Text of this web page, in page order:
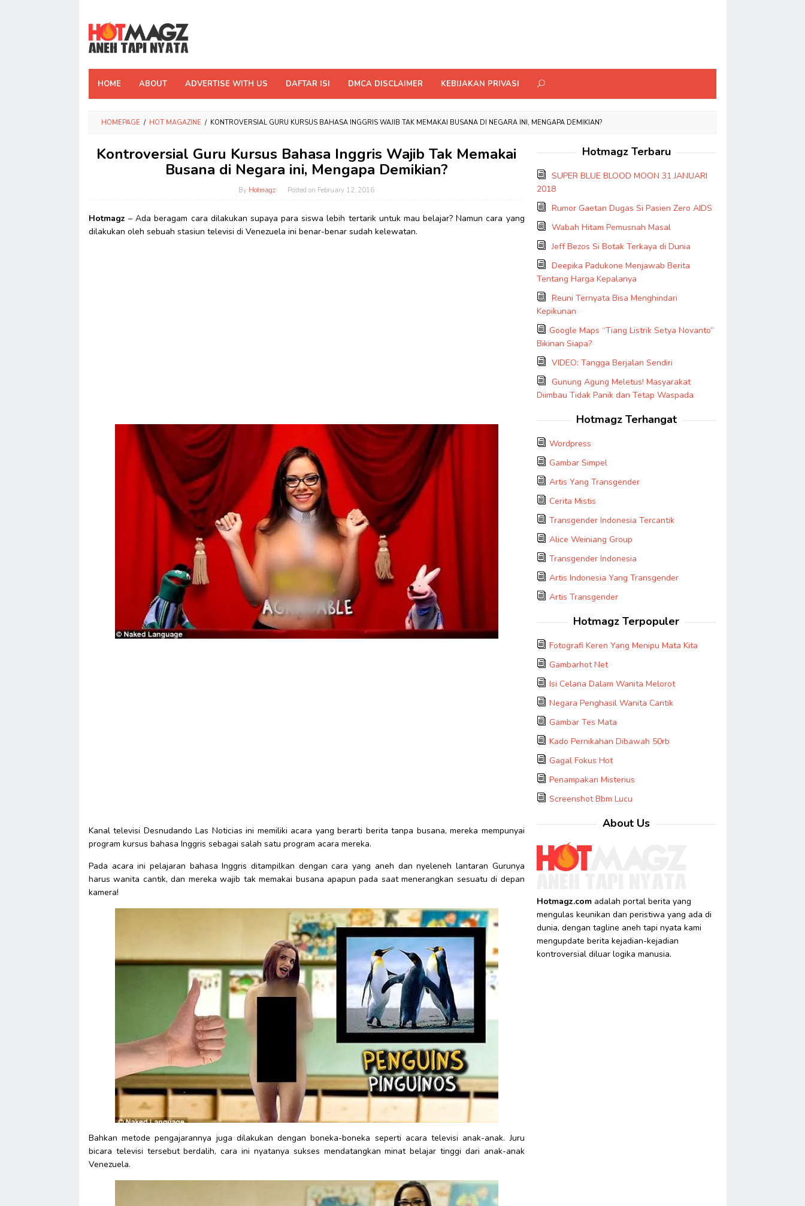
content
HOME ABOUT ADVERTISE WITH US DAFTAR ISI DMCA DISCLAIMER KEBIJAKAN PRIVASI
HOMEPAGE / HOT MAGAZINE / KONTROVERSIAL GURU KURSUS BAHASA INGGRIS WAJIB TAK MEMAKAI BUSANA DI NEGARA INI, MENGAPA DEMIKIAN?
Kontroversial Guru Kursus Bahasa Inggris Wajib Tak Memakai
Busana di Negara ini, Mengapa Demikian?
By Hotmagz Posted on February 12, 2016
Hotmagz – Ada beragam cara dilakukan supaya para siswa lebih tertarik untuk mau belajar? Namun cara yang
dilakukan oleh sebuah stasiun televisi di Venezuela ini benar-benar sudah kelewatan.
Kanal televisi Desnudando Las Noticias ini memiliki acara yang berarti berita tanpa busana, mereka mempunyai
program kursus bahasa Inggris sebagai salah satu program acara mereka.
Pada acara ini pelajaran bahasa Inggris ditampilkan dengan cara yang aneh dan nyeleneh lantaran Gurunya
harus wanita cantik, dan mereka wajib tak memakai busana apapun pada saat menerangkan sesuatu di depan
kamera!
Bahkan metode pengajarannya juga dilakukan dengan boneka-boneka seperti acara televisi anak-anak. Juru
bicara televisi tersebut berdalih, cara ini nyatanya sukses mendatangkan minat belajar tinggi dari anak-anak
Venezuela.
Hotmagz Terbaru
SUPER BLUE BLOOD MOON 31 JANUARI
2018
Rumor Gaetan Dugas Si Pasien Zero AIDS
Wabah Hitam Pemusnah Masal
Jeff Bezos Si Botak Terkaya di Dunia
Deepika Padukone Menjawab Berita
Tentang Harga Kepalanya
Reuni Ternyata Bisa Menghindari
Kepikunan
Google Maps “Tiang Listrik Setya Novanto”
Bikinan Siapa?
VIDEO: Tangga Berjalan Sendiri
Gunung Agung Meletus! Masyarakat
Diimbau Tidak Panik dan Tetap Waspada
Hotmagz Terhangat
Wordpress
Gambar Simpel
Artis Yang Transgender
Cerita Mistis
Transgender Indonesia Tercantik
Alice Weiniang Group
Transgender Indonesia
Artis Indonesia Yang Transgender
Artis Transgender
Hotmagz Terpopuler
Fotografi Keren Yang Menipu Mata Kita
Gambarhot Net
Isi Celana Dalam Wanita Melorot
Negara Penghasil Wanita Cantik
Gambar Tes Mata
Kado Pernikahan Dibawah 50rb
Gagal Fokus Hot
Penampakan Misterius
Screenshot Bbm Lucu
About Us
Hotmagz.comadalah portal berita yang
mengulas keunikan dan peristiwa yang ada di
dunia, dengan tagline aneh tapi nyata kami
mengupdate berita kejadian-kejadian
kontroversial diluar logika manusia.